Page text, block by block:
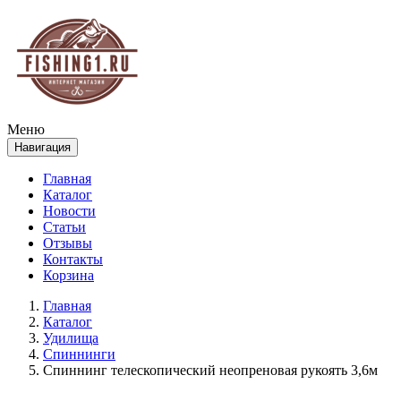
Меню
Навигация
Главная
Каталог
Новости
Статьи
Отзывы
Контакты
Корзина
Главная
Каталог
Удилища
Спиннинги
Спиннинг телескопический неопреновая рукоять 3,6м